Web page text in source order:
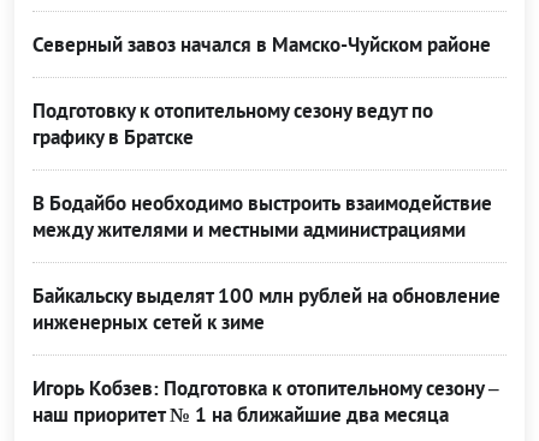
Северный завоз начался в Мамско-Чуйском районе
Подготовку к отопительному сезону ведут по
графику в Братске
В Бодайбо необходимо выстроить взаимодействие
между жителями и местными администрациями
Байкальску выделят 100 млн рублей на обновление
инженерных сетей к зиме
Игорь Кобзев: Подготовка к отопительному сезону –
наш приоритет № 1 на ближайшие два месяца